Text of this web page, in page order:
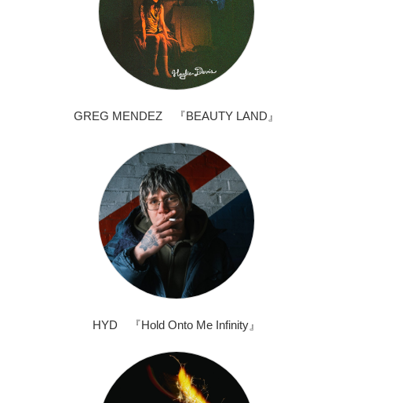
GREG MENDEZ 『BEAUTY LAND』
HYD 『Hold Onto Me Infinity』